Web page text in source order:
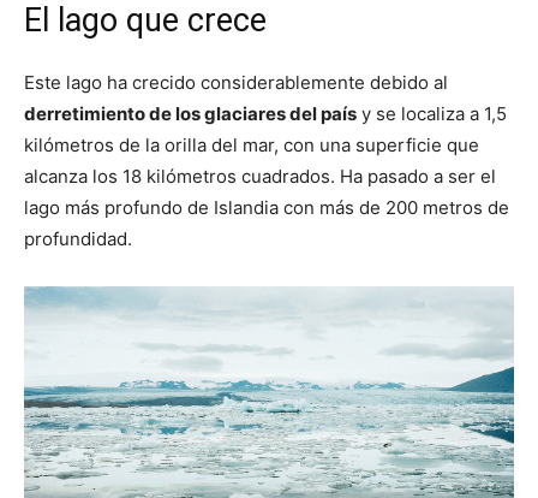
El lago que crece
Este lago ha crecido considerablemente debido al
derretimiento de los glaciares del país y se localiza a 1,5
kilómetros de la orilla del mar, con una superficie que
alcanza los 18 kilómetros cuadrados. Ha pasado a ser el
lago más profundo de Islandia con más de 200 metros de
profundidad.